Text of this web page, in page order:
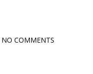
NO COMMENTS